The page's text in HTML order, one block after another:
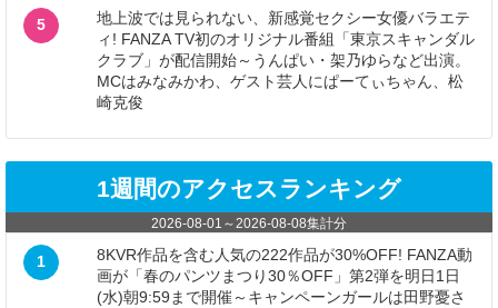
5
地上波では見られない、新感覚セクシー女優バラエテ
ィ! FANZA TV初のオリジナル番組「東京スキャンダル
クラブ」が配信開始～うんぱい・架乃ゆらなど出演。
MCはみなみかわ、ゲスト芸人にぱーてぃちゃん、松
崎克俊
1週間のアクセスランキング
2026-08-01 ～2026-08-08集計分
1
8KVR作品を含む人気の222作品が30%OFF! FANZA動
画が「春のパンツまつり30％OFF」第2弾を明日1日
(水)朝9:59まで開催～キャンペーンガールは田野憂さ